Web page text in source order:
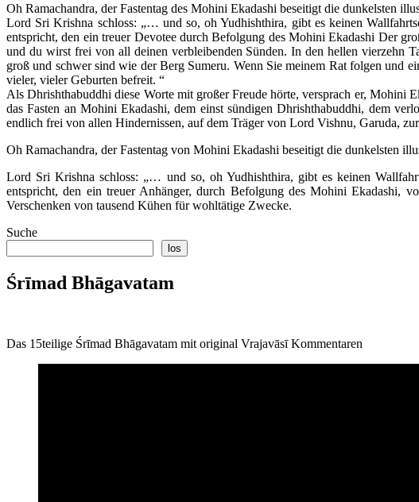
Oh Ramachandra, der Fastentag des Mohini Ekadashi beseitigt die dunkelsten
Lord Sri Krishna schloss: „… und so, oh Yudhishthira, gibt es keinen
entspricht, den ein treuer Devotee durch Befolgung des Mohini Ekadashi Der
und du wirst frei von all deinen verbleibenden Sünden. In den hellen vierzehn
groß und schwer sind wie der Berg Sumeru. Wenn Sie meinem Rat folgen und
vieler, vieler Geburten befreit. “
Als Dhrishthabuddhi diese Worte mit großer Freude hörte, versprach er, Mohini
das Fasten an Mohini Ekadashi, dem einst sündigen Dhrishthabuddhi, dem
endlich frei von allen Hindernissen, auf dem Träger von Lord Vishnu, Garuda,
Oh Ramachandra, der Fastentag von Mohini Ekadashi beseitigt die dunkelsten
Lord Sri Krishna schloss: „… und so, oh Yudhishthira, gibt es keinen
entspricht, den ein treuer Anhänger, durch Befolgung des Mohini Ekadashi,
Verschenken von tausend Kühen für wohltätige Zwecke.
Suche
los
Śrīmad Bhāgavatam
Das 15teilige Śrīmad Bhāgavatam mit original Vrajavāsī Kommentaren